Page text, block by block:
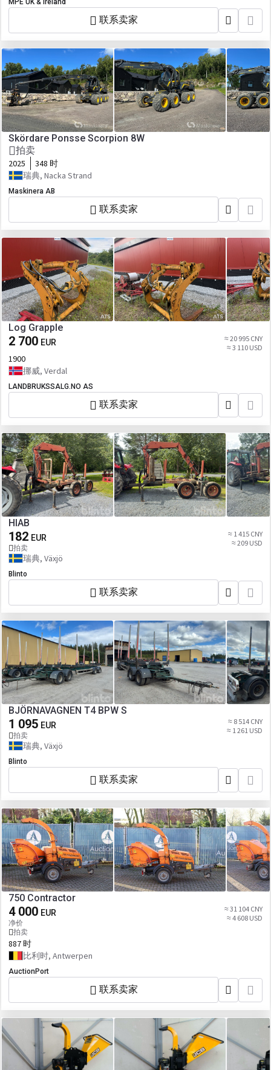
MPE UK & Ireland
联系卖家
Skördare Ponsse Scorpion 8W
拍卖
2025
348 时
瑞典, Nacka Strand
Maskinera AB
联系卖家
Log Grapple
2 700 EUR
≈ 20 995 CNY
≈ 3 110 USD
1900
挪威, Verdal
LANDBRUKSSALG.NO AS
联系卖家
HIAB
182 EUR
拍卖
≈ 1 415 CNY
≈ 209 USD
瑞典, Växjö
Blinto
联系卖家
BJÖRNAVAGNEN T4 BPW S
1 095 EUR
拍卖
≈ 8 514 CNY
≈ 1 261 USD
瑞典, Växjö
Blinto
联系卖家
750 Contractor
4 000 EUR
净价
拍卖
≈ 31 104 CNY
≈ 4 608 USD
887 时
比利时, Antwerpen
AuctionPort
联系卖家